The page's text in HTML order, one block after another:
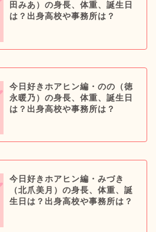
田みあ）の身長、体重、誕生日
は？出身高校や事務所は？
今日好きホアヒン編・のの（徳
永暖乃）の身長、体重、誕生日
は？出身高校や事務所は？
今日好きホアヒン編・みづき
（北爪美月）の身長、体重、誕
生日は？出身高校や事務所は？